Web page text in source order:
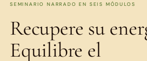
SEMINARIO NARRADO EN SEIS MÓDULOS
Recupere su
Equilibre el